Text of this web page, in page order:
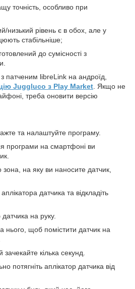
точність, особливо при
низький рівень є в обох, але у
стабільніше;
до сумісності з
патченим libreLink на андроїд,
Juggluco з Play Market . Якщо не
треба оновити версію
та налаштуйте програму.
програми на смартфоні ви
на яку ви наносите датчик,
аплікатора датчика та відкладіть
датчика на руку.
нього, щоб помістити датчик на
кілька секунд.
потягніть аплікатор датчика від